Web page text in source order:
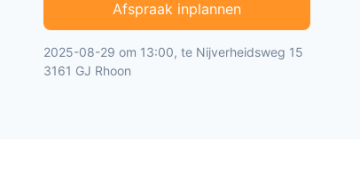
Afspraak inplannen
2025-08-29 om 13:00, te Nijverheidsweg 15
3161 GJ Rhoon